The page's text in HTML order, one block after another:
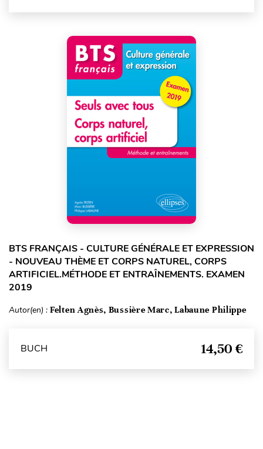
BTS FRANÇAIS - CULTURE GÉNÉRALE ET EXPRESSION
- NOUVEAU THÈME ET CORPS NATUREL, CORPS
ARTIFICIEL.MÉTHODE ET ENTRAÎNEMENTS. EXAMEN
2019
Autor(en) : Felten Agnès, Bussière Marc, Labaune Philippe
BUCH 14,50 €